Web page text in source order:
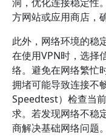
方网站或应用商店，
此外，网络环境的稳
在使用VPN时，选择
络。避免在网络繁忙
拥堵可能导致连接不
Speedtest）检查当
求。若发现网络不稳
商解决基础网络问题。